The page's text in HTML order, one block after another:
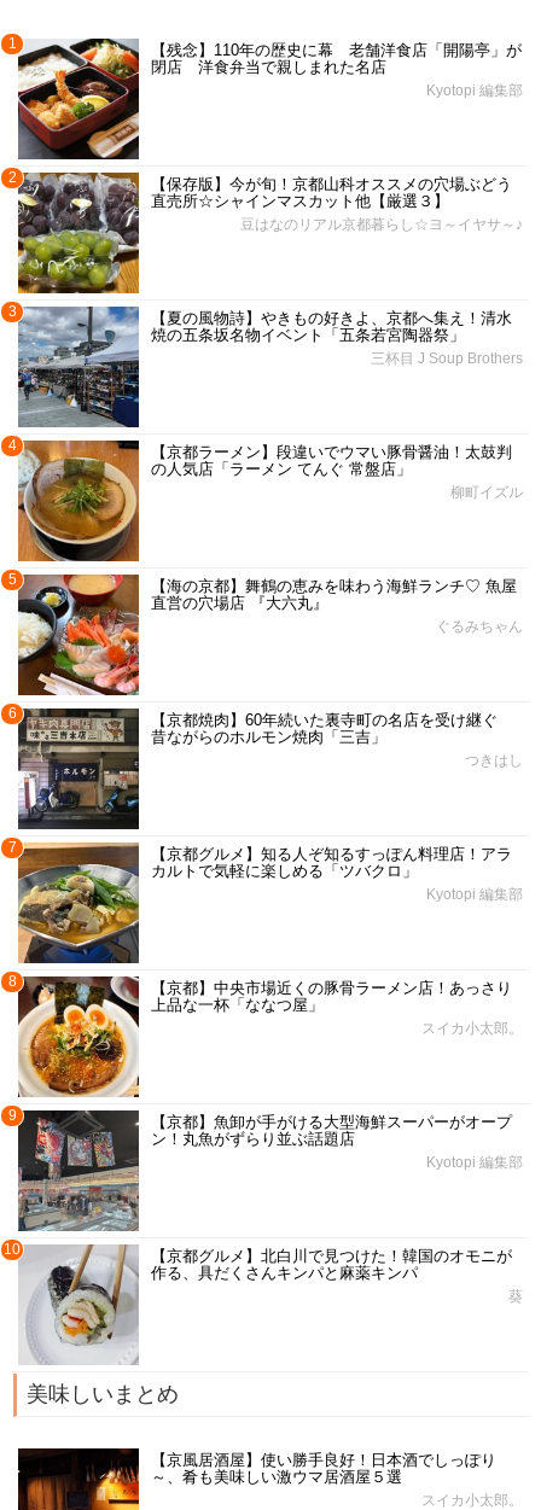
1
【残念】110年の歴史に幕 老舗洋食店「開陽亭」が
閉店 洋食弁当で親しまれた名店
Kyotopi 編集部
2
【保存版】今が旬！京都山科オススメの穴場ぶどう
直売所☆シャインマスカット他【厳選３】
豆はなのリアル京都暮らし☆ヨ～イヤサ～♪
3
【夏の風物詩】やきもの好きよ、京都へ集え！清水
焼の五条坂名物イベント「五条若宮陶器祭」
三杯目 J Soup Brothers
4
【京都ラーメン】段違いでウマい豚骨醤油！太鼓判
の人気店「ラーメン てんぐ 常盤店」
柳町イズル
5
【海の京都】舞鶴の恵みを味わう海鮮ランチ♡ 魚屋
直営の穴場店 『大六丸』
ぐるみちゃん
6
【京都焼肉】60年続いた裏寺町の名店を受け継ぐ
昔ながらのホルモン焼肉「三吉」
つきはし
7
【京都グルメ】知る人ぞ知るすっぽん料理店！アラ
カルトで気軽に楽しめる「ツバクロ」
Kyotopi 編集部
8
【京都】中央市場近くの豚骨ラーメン店！あっさり
上品な一杯「ななつ屋」
スイカ小太郎。
9
【京都】魚卸が手がける大型海鮮スーパーがオープ
ン！丸魚がずらり並ぶ話題店
Kyotopi 編集部
10
【京都グルメ】北白川で見つけた！韓国のオモニが
作る、具だくさんキンパと麻薬キンパ
葵
美味しいまとめ
【京風居酒屋】使い勝手良好！日本酒でしっぽり
～、肴も美味しい激ウマ居酒屋５選
スイカ小太郎。